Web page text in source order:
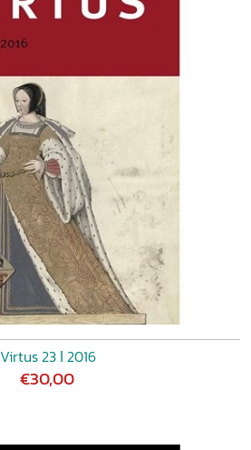
Virtus 23 ǀ 2016
€30,00